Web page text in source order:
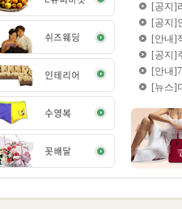
[공지]
[공지]
[안내]
[공지]
[안내
[뉴스]